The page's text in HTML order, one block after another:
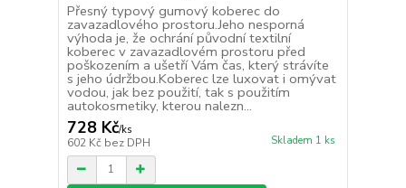
Přesný typový gumový koberec do
zavazadlového prostoru.Jeho nesporná
výhoda je, že ochrání původní textilní
koberec v zavazadlovém prostoru před
poškozením a ušetří Vám čas, který strávíte
s jeho údržbou.Koberec lze luxovat i omývat
vodou, jak bez použití, tak s použitím
autokosmetiky, kterou nalezn...
728 Kč/ks
602 Kč bez DPH Skladem 1 ks